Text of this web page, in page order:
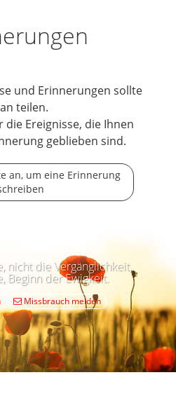
und Erinnerungen sollte
teilen.
die Ereignisse, die Ihnen
geblieben sind.
an, um eine Erinnerung
nicht die Vergänglichkeit,
Beginn der Ewigkeit.
Missbrauch melden